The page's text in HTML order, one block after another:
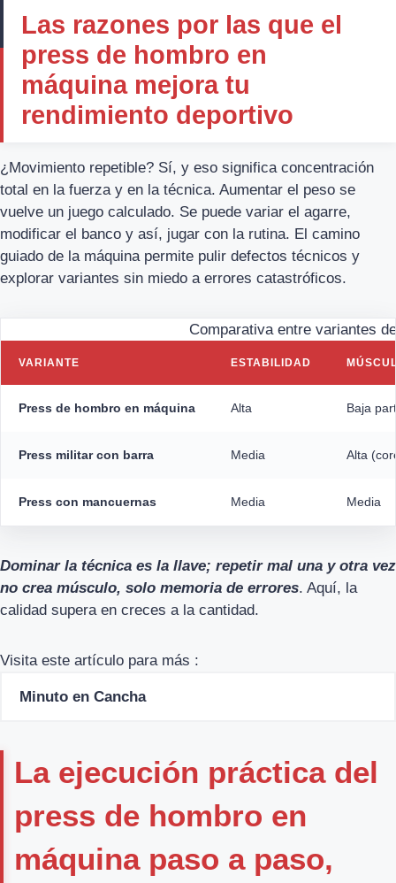
Las razones por las que el
press de hombro en
máquina mejora tu
rendimiento deportivo
¿Movimiento repetible? Sí, y eso significa concentración
total en la fuerza y en la técnica. Aumentar el peso se
vuelve un juego calculado. Se puede variar el agarre,
modificar el banco y así, jugar con la rutina. El camino
guiado de la máquina permite pulir defectos técnicos y
explorar variantes sin miedo a errores catastróficos.
Comparativa entre variantes
VARIANTE ESTABILIDAD
Press de hombro en máquina Alta Baja
Press militar con barra Media Alta
Press con mancuernas Media Media
Dominar la técnica es la llave; repetir mal una y otra vez
no crea músculo, solo memoria de errores. Aquí, la
calidad supera en creces a la cantidad.
Visita este artículo para más :
Minuto en Cancha
La ejecución práctica del
press de hombro en
máquina paso a paso,